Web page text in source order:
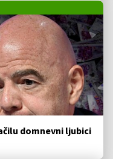
domnevni ljubici